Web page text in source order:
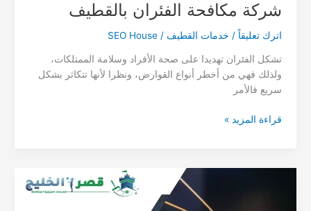
شركة مكافحة الفئران بالقطيف
اترك تعليقاً / خدمات القطيف /
SEO House
تشكل الفئران تهديدا على صحة الأفراد وسلامة الممتلكات،
ولذلك فهي من أخطر أنواع القوارض، ونظرا لأنها تتكاثر بشكل
سريع فالأمر
شركة
قراءة المزيد »